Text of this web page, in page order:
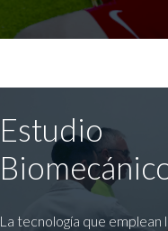
Estudio
La tecnología que